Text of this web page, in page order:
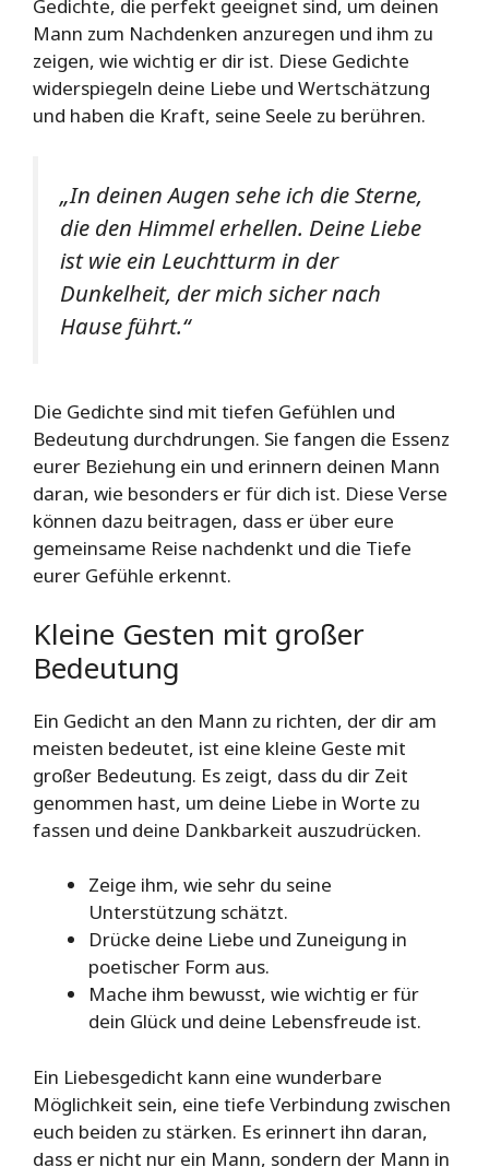
Gedichte, die perfekt geeignet sind, um deinen
Mann zum Nachdenken anzuregen und ihm zu
zeigen, wie wichtig er dir ist. Diese Gedichte
widerspiegeln deine Liebe und Wertschätzung
und haben die Kraft, seine Seele zu berühren.
„In deinen Augen sehe ich die Sterne,
die den Himmel erhellen. Deine Liebe
ist wie ein Leuchtturm in der
Dunkelheit, der mich sicher nach
Hause führt.“
Die Gedichte sind mit tiefen Gefühlen und
Bedeutung durchdrungen. Sie fangen die Essenz
eurer Beziehung ein und erinnern deinen Mann
daran, wie besonders er für dich ist. Diese Verse
können dazu beitragen, dass er über eure
gemeinsame Reise nachdenkt und die Tiefe
eurer Gefühle erkennt.
Kleine Gesten mit großer
Bedeutung
Ein Gedicht an den Mann zu richten, der dir am
meisten bedeutet, ist eine kleine Geste mit
großer Bedeutung. Es zeigt, dass du dir Zeit
genommen hast, um deine Liebe in Worte zu
fassen und deine Dankbarkeit auszudrücken.
Zeige ihm, wie sehr du seine
Unterstützung schätzt.
Drücke deine Liebe und Zuneigung in
poetischer Form aus.
Mache ihm bewusst, wie wichtig er für
dein Glück und deine Lebensfreude ist.
Ein Liebesgedicht kann eine wunderbare
Möglichkeit sein, eine tiefe Verbindung zwischen
euch beiden zu stärken. Es erinnert ihn daran,
dass er nicht nur ein Mann, sondern der Mann in